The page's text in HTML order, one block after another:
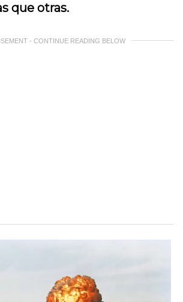
que otras.
- CONTINUE READING BELOW